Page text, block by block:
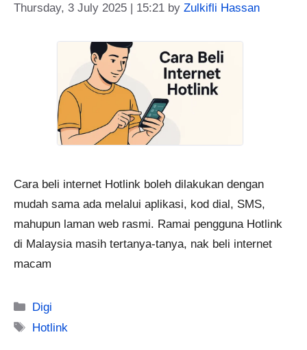
Thursday, 3 July 2025 | 15:21 by Zulkifli Hassan
Cara beli internet Hotlink boleh dilakukan dengan
mudah sama ada melalui aplikasi, kod dial, SMS,
mahupun laman web rasmi. Ramai pengguna Hotlink
di Malaysia masih tertanya-tanya, nak beli internet
macam
Categories
Digi
Tags
Hotlink